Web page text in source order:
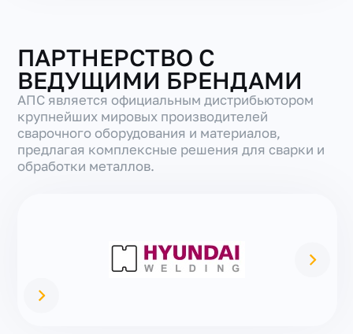
ПАРТНЕРСТВО С
ВЕДУЩИМИ БРЕНДАМИ
АПС является официальным дистрибьютором
крупнейших мировых производителей
сварочного оборудования и материалов,
предлагая комплексные решения для сварки и
обработки металлов.